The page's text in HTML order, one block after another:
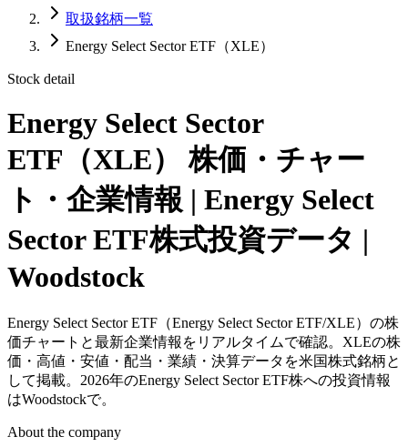
取扱銘柄一覧
Energy Select Sector ETF（XLE）
Stock detail
Energy Select Sector
ETF（XLE）
株価・チャー
ト・企業情報 | Energy Select
Sector ETF株式投資データ |
Woodstock
Energy Select Sector ETF（Energy Select Sector ETF/XLE）の株
価チャートと最新企業情報をリアルタイムで確認。XLEの株
価・高値・安値・配当・業績・決算データを米国株式銘柄と
して掲載。2026年のEnergy Select Sector ETF株への投資情報
はWoodstockで。
About the company